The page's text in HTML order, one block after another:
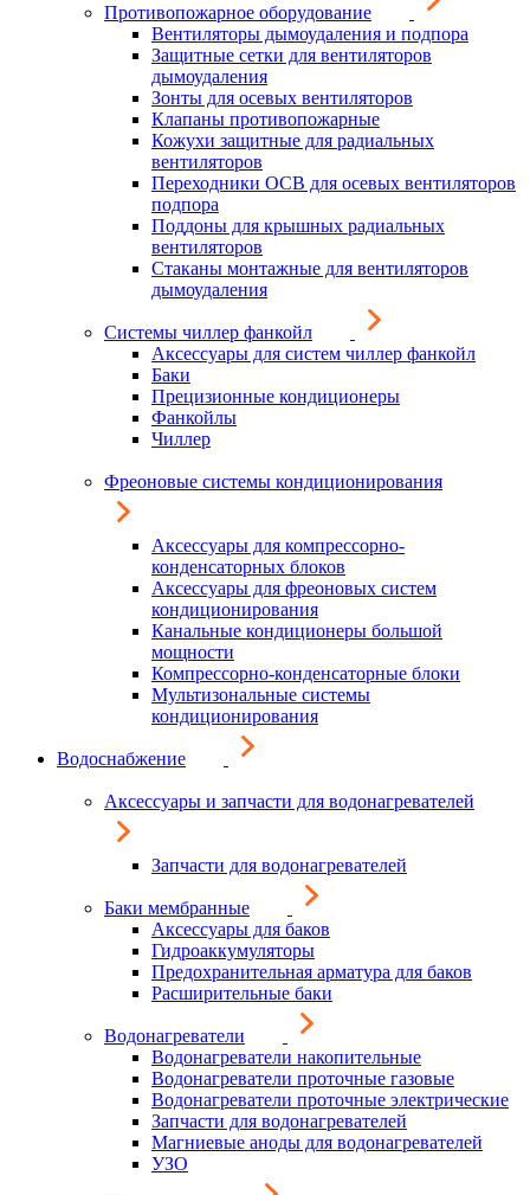
Противопожарное оборудование
Вентиляторы дымоудаления и подпора
Защитные сетки для вентиляторов
дымоудаления
Зонты для осевых вентиляторов
Клапаны противопожарные
Кожухи защитные для радиальных
вентиляторов
Переходники ОСВ для осевых вентиляторов
подпора
Поддоны для крышных радиальных
вентиляторов
Стаканы монтажные для вентиляторов
дымоудаления
Системы чиллер фанкойл
Аксессуары для систем чиллер фанкойл
Баки
Прецизионные кондиционеры
Фанкойлы
Чиллер
Фреоновые системы кондиционирования
Аксессуары для компрессорно-
конденсаторных блоков
Аксессуары для фреоновых систем
кондиционирования
Канальные кондиционеры большой
мощности
Компрессорно-конденсаторные блоки
Мультизональные системы
кондиционирования
Водоснабжение
Аксессуары и запчасти для водонагревателей
Запчасти для водонагревателей
Баки мембранные
Аксессуары для баков
Гидроаккумуляторы
Предохранительная арматура для баков
Расширительные баки
Водонагреватели
Водонагреватели накопительные
Водонагреватели проточные газовые
Водонагреватели проточные электрические
Запчасти для водонагревателей
Магниевые аноды для водонагревателей
УЗО